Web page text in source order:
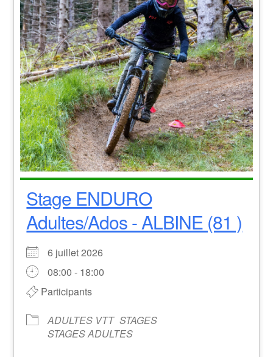
Stage ENDURO
Adultes/Ados - ALBINE (81 )
6 juillet 2026
08:00 - 18:00
Participants
ADULTES VTT STAGES
STAGES ADULTES